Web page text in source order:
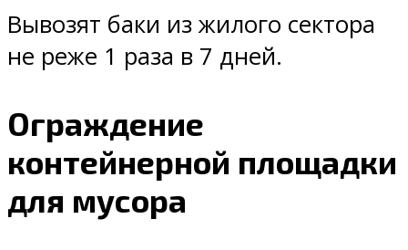
Вывозят баки из жилого сектора
не реже 1 раза в 7 дней.
Ограждение
контейнерной площадки
для мусора